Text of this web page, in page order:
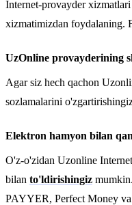
Internet-provayder
xizmatimizdan foydalaning.
UzOnline provayderining
Agar siz hech qachon
sozlamalarini
Elektron hamyon bilan
O'z-o'zidan Uzonline
bilan to'ldirishingiz mumkin.
PAYYER, Perfect Money